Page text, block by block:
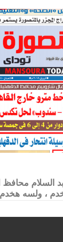
السلام محافظ
، ولسه